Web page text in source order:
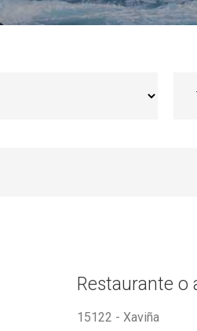
Restaurante o
15122 - Xaviña